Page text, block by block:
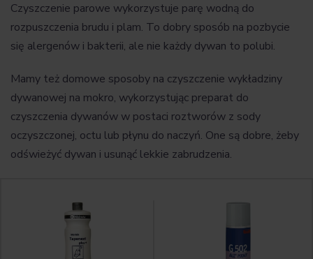
Czyszczenie parowe wykorzystuje parę wodną do
rozpuszczenia brudu i plam. To dobry sposób na pozbycie
się alergenów i bakterii, ale nie każdy dywan to polubi.
Mamy też domowe sposoby na czyszczenie wykładziny
dywanowej na mokro, wykorzystując preparat do
czyszczenia dywanów w postaci roztworów z sody
oczyszczonej, octu lub płynu do naczyń. One są dobre, żeby
odświeżyć dywan i usunąć lekkie zabrudzenia.